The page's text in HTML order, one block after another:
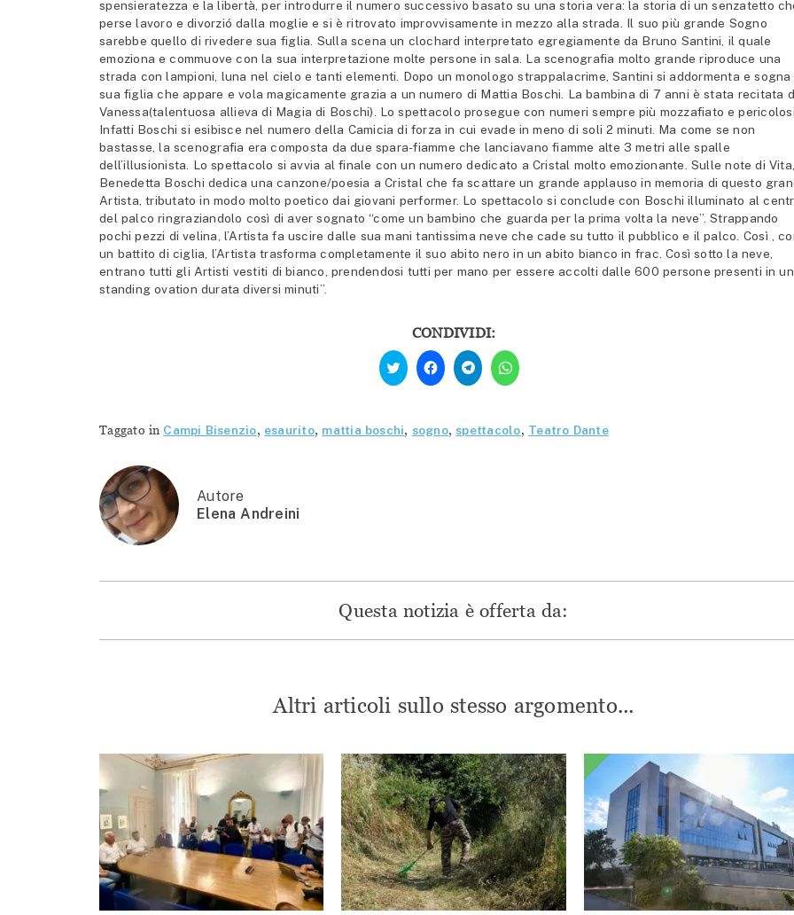
spensieratezza e la libertà, per introdurre il numero successivo basato su una storia vera: la storia di un senzatetto
perse lavoro e divorzió dalla moglie e si è ritrovato improvvisamente in mezzo alla strada. Il suo più grande Sogno
sarebbe quello di rivedere sua figlia. Sulla scena un clochard interpretato egregiamente da Bruno Santini, il quale
emoziona e commuove con la sua interpretazione molte persone in sala. La scenografia molto grande riproduce una
strada con lampioni, luna nel cielo e tanti elementi. Dopo un monologo strappalacrime, Santini si addormenta e sogna
sua figlia che appare e vola magicamente grazia a un numero di Mattia Boschi. La bambina di 7 anni è stata recitata
Vanessa(talentuosa allieva di Magia di Boschi). Lo spettacolo prosegue con numeri sempre più mozzafiato e
Infatti Boschi si esibisce nel numero della Camicia di forza in cui evade in meno di soli 2 minuti. Ma come se non
bastasse, la scenografia era composta da due spara-fiamme che lanciavano fiamme alte 3 metri alle spalle
dell’illusionista. Lo spettacolo si avvia al finale con un numero dedicato a Cristal molto emozionante. Sulle note di Vita,
Benedetta Boschi dedica una canzone/poesia a Cristal che fa scattare un grande applauso in memoria di questo
Artista, tributato in modo molto poetico dai giovani performer. Lo spettacolo si conclude con Boschi illuminato al
del palco ringraziandolo così di aver sognato “come un bambino che guarda per la prima volta la neve”. Strappando
pochi pezzi di velina, l’Artista fa uscire dalle sua mani tantissima neve che cade su tutto il pubblico e il palco. Così ,
un battito di ciglia, l’Artista trasforma completamente il suo abito nero in un abito bianco in frac. Così sotto la neve,
entrano tutti gli Artisti vestiti di bianco, prendendosi tutti per mano per essere accolti dalle 600 persone presenti in
standing ovation durata diversi minuti”.
CONDIVIDI:
Fai
clic
qui
Twitter
(Si
Fai
clic
per
condividere
(Si
apre
Fai
clic
per
condividere
(Si
apre
Fai
clic
per
(Si
apre
Taggato in Campi Bisenzio, esaurito, mattia boschi, sogno, spettacolo, Teatro Dante
Autore
Elena Andreini
Questa notizia è offerta da:
Altri articoli sullo stesso argomento...